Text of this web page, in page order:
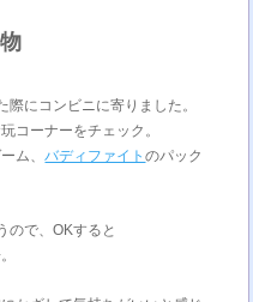
にコンビニに寄りました。
コーナーをチェック。
ム、バディファイトのパック
ので、OKすると